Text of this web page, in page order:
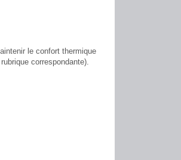
le confort thermique
correspondante).